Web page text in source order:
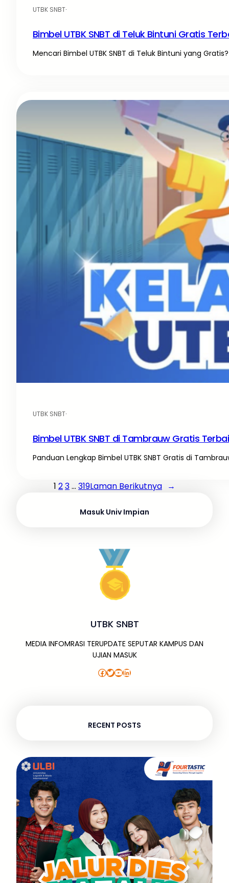
UTBK SNBT·
Bimbel UTBK SNBT di Teluk Bintuni Gratis
Mencari Bimbel UTBK SNBT di Teluk Bintuni yang
UTBK SNBT·
Bimbel UTBK SNBT di Tambrauw Gratis
Panduan Lengkap Bimbel UTBK SNBT Gratis di
1 23… 319Laman Berikutnya →
Masuk Univ Impian
UTBK SNBT
MEDIA INFOMRASI TERUPDATE SEPUTAR KAMPUS DAN
UJIAN MASUK
Facebook Twitter YouTube LinkedIn
RECENT POSTS